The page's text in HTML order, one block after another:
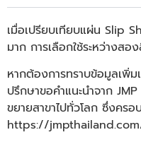
เมื่อเปรียบเทียบแผ่น Slip
มาก การเลือกใช้ระหว่างส
หากต้องการทราบข้อมูลเพิ่
ปรึกษาขอคำแนะนำจาก
ขยายสาขาไปทั่วโลก ซึ่งคร
https://